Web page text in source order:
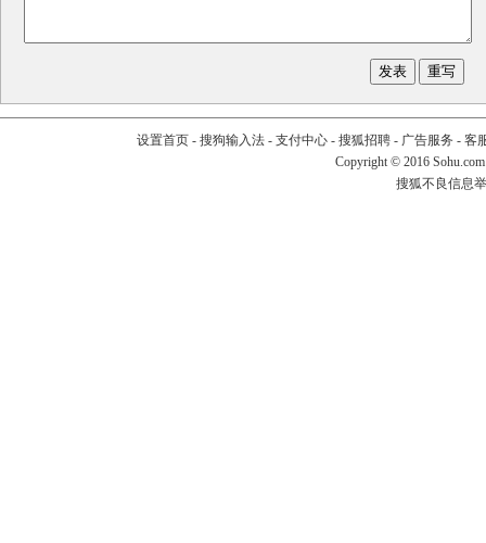
设置首页- 搜狗输入法- 支付中心- 搜狐招聘- 广告服务 - 客
Copyright © 2016
搜狐不良信息